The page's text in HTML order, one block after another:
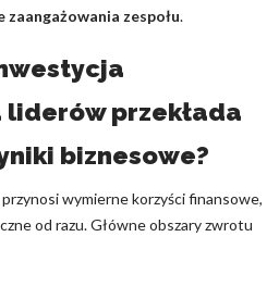
zaangażowania zespołu.
przekłada
biznesowe?
wymierne korzyści finansowe,
od razu. Główne obszary zwrotu